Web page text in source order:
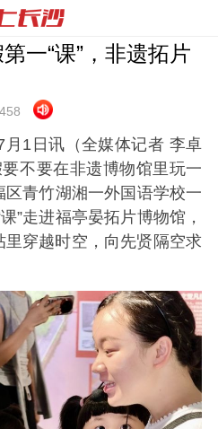
一“课”，非遗拓片
1日讯（全媒体记者 李卓
不要在非遗博物馆里玩一
青竹湖湘一外国语学校一
”走进福亭晏拓片博物馆，
穿越时空，向先贤隔空求